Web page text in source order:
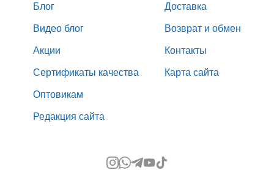
Блог
Видео блог
Акции
Сертификаты качества
Оптовикам
Редакция сайта
Доставка
Возврат и обмен
Контакты
Карта сайта